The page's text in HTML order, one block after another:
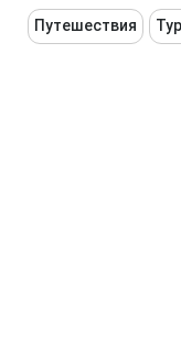
Путешествия